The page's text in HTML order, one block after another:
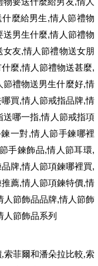
麼給男生,情人節禮物
送男生什麼,情人節禮物
女友,情人節禮物送女朋
麼,情人節禮物送甚麼,
節禮物送男生什麼好,情
買,情人節戒指品牌,情
送哪一指,情人節戒指項
一對,情人節手鍊哪裡
手鍊飾品,情人節耳環,
品牌,情人節項鍊哪裡買,
推薦,情人節項鍊特價,情
人節飾品品牌,情人節飾
人節飾品系列
,索菲爾和潘朵拉比較,索